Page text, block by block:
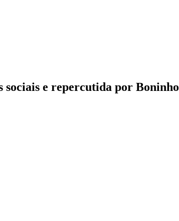
sociais e repercutida por Boninho